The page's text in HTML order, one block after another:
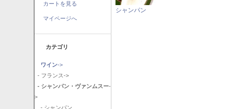
カートを見る
マイページへ
カテゴリ
ワイン->
- フランス->
- シャンパン・ヴァンムスー-
>
- シャンパン
シャンパン